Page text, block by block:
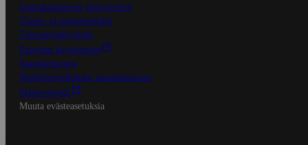
Osuuskauppojen yhteystiedot
Tilaus- ja toimitusehdot
Tietosuojakäytäntö
Palvelun käyttöehdot
Saavutettavuus
Mobiilisovelluksen saavutettavuus
Mainostajalle
Muuta evästeasetuksia